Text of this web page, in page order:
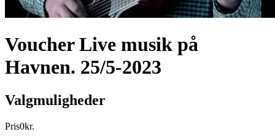
Voucher Live musik på
Havnen. 25/5-2023
Valgmuligheder
Pris0kr.